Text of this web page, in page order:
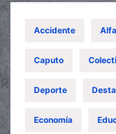
Accidente
Caputo
Deporte
Economía